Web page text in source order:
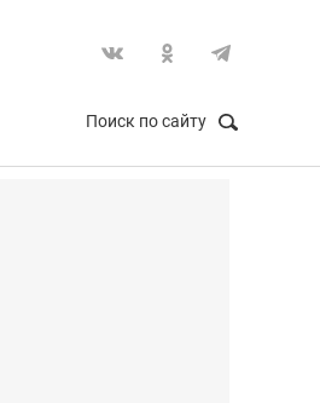
Поиск по сайту